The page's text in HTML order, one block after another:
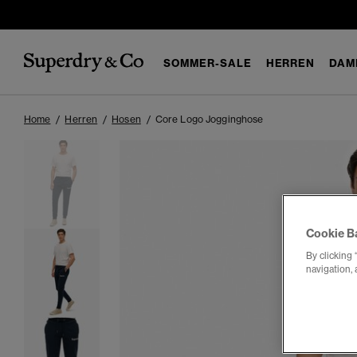
SOMMER-SALE HERREN
Home Herren Hosen Core Logo Jogginghose
Cookie
By clicking
navigation,